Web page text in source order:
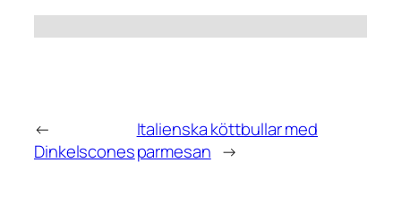
←
Dinkelscones
Italienska köttbullar med
parmesan →